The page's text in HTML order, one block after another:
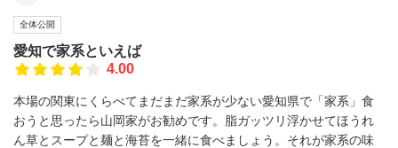
全体公開
愛知で家系といえば
4.00
本場の関東にくらべてまだまだ家系が少ない愛知県で「家系」食
おうと思ったら山岡家がお勧めです。脂ガッツリ浮かせてほうれ
ん草とスープと麺と海苔を一緒に食べましょう。それが家系の味